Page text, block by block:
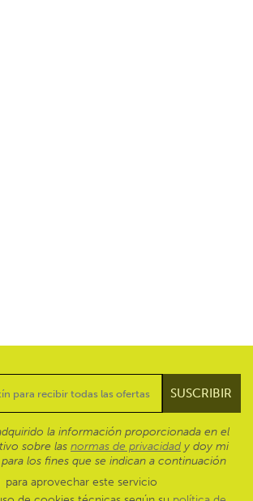
la información proporcionada en el
sobre las normas de privacidad y doy mi
los fines que se indican a continuación
para aprovechar este servicio